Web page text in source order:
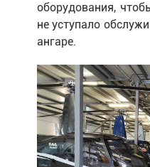
оборудования,
не уступало
ангаре.